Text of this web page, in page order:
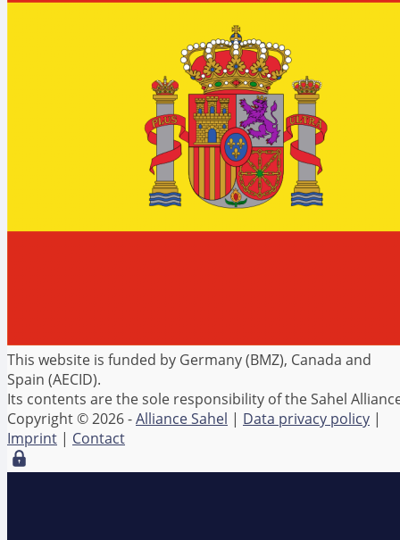
This website is funded by Germany (BMZ), Canada and
Spain (AECID).
Its contents are the sole responsibility of the Sahel
Copyright © 2026 -Alliance Sahel | Data privacy policy |
Imprint | Contact